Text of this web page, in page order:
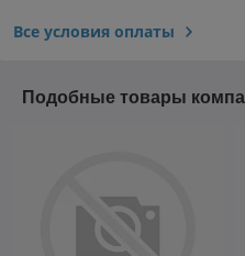
Все условия оплаты
Подобные товары